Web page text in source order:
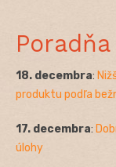
Poradňa
18. decembra:
produktu podľa
17. decembra:
úlohy